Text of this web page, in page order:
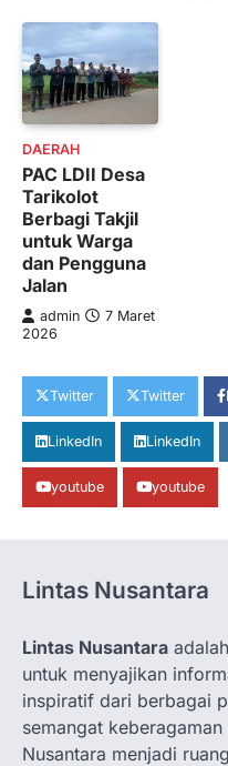
DAERAH
PAC LDII Desa
Tarikolot
Berbagi Takjil
untuk Warga
dan Pengguna
Jalan
admin
7 Maret
2026
Twitter Twitter
LinkedIn LinkedIn
youtube youtube
Lintas Nusantara
Lintas Nusantara
untuk menyajikan
inspiratif dari berbagai
semangat
Nusantara menjadi